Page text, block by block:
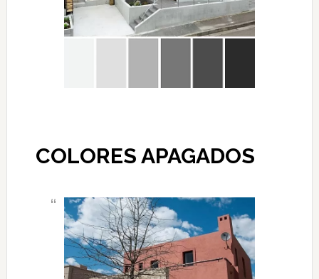
COLORES APAGADOS